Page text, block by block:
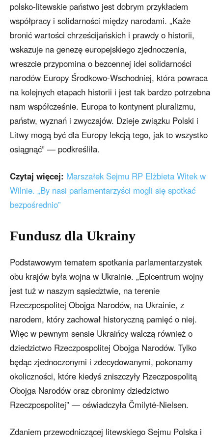
polsko-litewskie państwo jest dobrym przykładem
współpracy i solidarności między narodami. „Każe
bronić wartości chrześcijańskich i prawdy o historii,
wskazuje na genezę europejskiego zjednoczenia,
wreszcie przypomina o bezcennej idei solidarności
narodów Europy Środkowo-Wschodniej, która powraca
na kolejnych etapach historii i jest tak bardzo potrzebna
nam współcześnie. Europa to kontynent pluralizmu,
państw, wyznań i zwyczajów. Dzieje związku Polski i
Litwy mogą być dla Europy lekcją tego, jak to wszystko
osiągnąć” — podkreśliła.
Czytaj więcej: Marszałek Sejmu RP Elżbieta Witek w
Wilnie. „By nasi parlamentarzyści mogli się spotkać
bezpośrednio”
Fundusz dla Ukrainy
Podstawowym tematem spotkania parlamentarzystek
obu krajów była wojna w Ukrainie. „Epicentrum wojny
jest tuż w naszym sąsiedztwie, na terenie
Rzeczpospolitej Obojga Narodów, na Ukrainie, z
narodem, który zachował historyczną pamięć o niej.
Więc w pewnym sensie Ukraińcy walczą również o
dziedzictwo Rzeczpospolitej Obojga Narodów. Tylko
będąc zjednoczonymi i zdecydowanymi, pokonamy
okoliczności, które kiedyś zniszczyły Rzeczpospolitą
Obojga Narodów oraz obronimy dziedzictwo
Rzeczpospolitej” — oświadczyła Čmilytė-Nielsen.
Zdaniem przewodniczącej litewskiego Sejmu Polska i